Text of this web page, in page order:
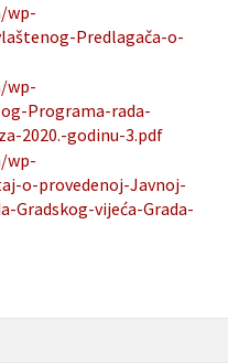
wp-
Predlagača-o-
wp-
Programa-rada-
2020.-godinu-3.pdf
wp-
o-provedenoj-Javnoj-
Gradskog-vijeća-Grada-